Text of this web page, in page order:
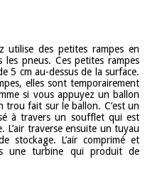
utilise des petites rampes en
les pneus. Ces petites rampes
5 cm au-dessus de la surface.
elles sont temporairement
si vous appuyez un ballon
trou fait sur le ballon. C’est un
à travers un soufflet qui est
L’air traverse ensuite un tuyau
stockage. L’air comprimé et
une turbine qui produit de